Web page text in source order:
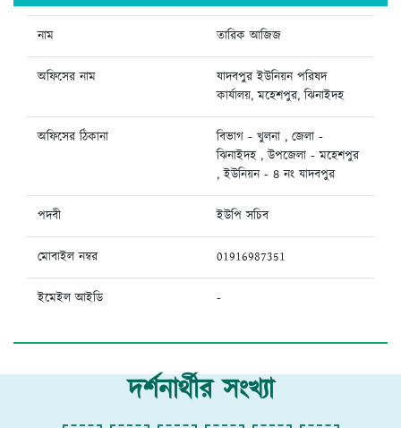
নাম তারিক আজিজ
অফিসের নাম
যাদবপুর ইউনিয়ন পরিষদ
কার্যালয়, মহেশপুর, ঝিনাইদহ
অফিসের ঠিকানা
বিভাগ - খুলনা , জেলা -
ঝিনাইদহ , উপজেলা - মহেশপুর
, ইউনিয়ন - ৪ নং যাদবপুর
পদবী ইউপি সচিব
মোবাইল নম্বর 01916987351
ইমেইল আইডি -
দর্শনার্থীর সংখ্যা